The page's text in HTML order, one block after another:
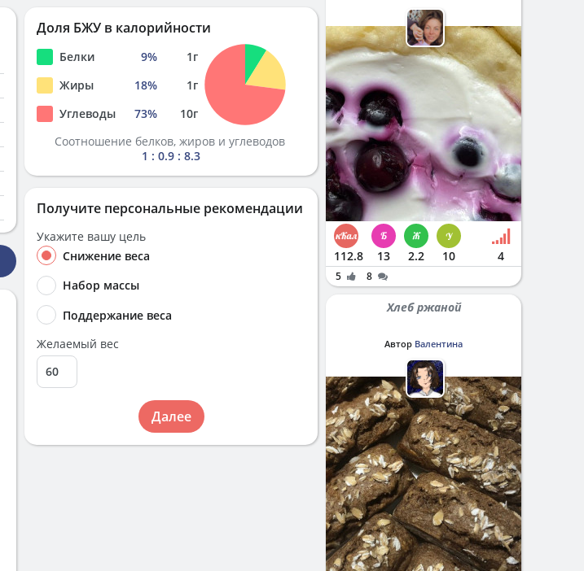
Доля БЖУ в калорийности
Белки 9% 1г
Жиры
18% 1г
Углеводы
73% 10г
Соотношение белков, жиров и углеводов
1 : 0.9 : 8.3
Получите персональные рекомендации
Укажите вашу цель
Снижение веса
Набор массы
Поддержание веса
Желаемый вес
Далее
112.8 13 2.2 10 4
5 8
Хлеб ржаной
Автор Валентина